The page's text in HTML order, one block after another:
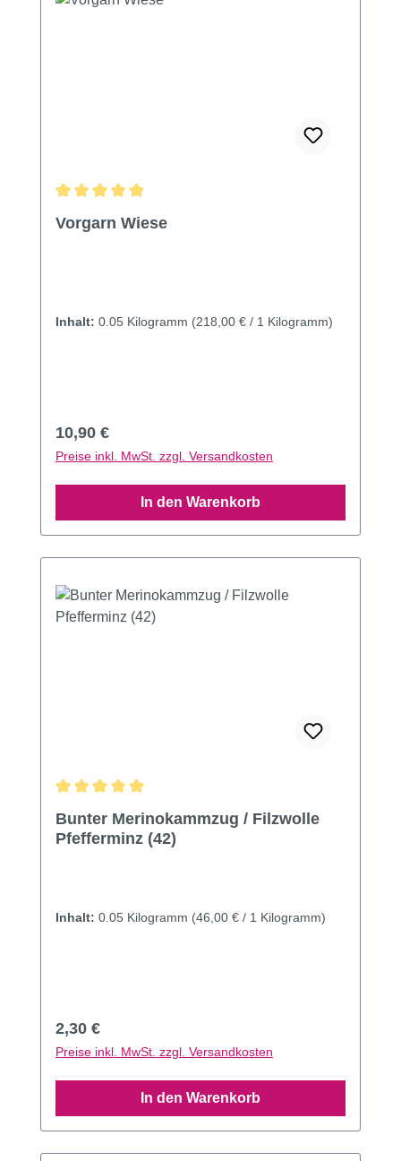
Vorgarn Wiese
Inhalt: 0.05 Kilogramm (218,00 € / 1 Kilogramm)
Regulärer Preis:
10,90 €
Preise inkl. MwSt. zzgl. Versandkosten
In den Warenkorb
Bunter Merinokammzug / Filzwolle
Pfefferminz (42)
Inhalt: 0.05 Kilogramm (46,00 € / 1 Kilogramm)
Regulärer Preis:
2,30 €
Preise inkl. MwSt. zzgl. Versandkosten
In den Warenkorb